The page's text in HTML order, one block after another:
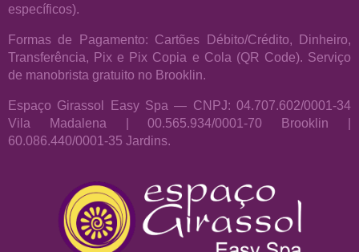
específicos).
Formas de Pagamento: Cartões Débito/Crédito, Dinheiro,
Transferência, Pix e Pix Copia e Cola (QR Code). Serviço
de manobrista gratuito no Brooklin.
Espaço Girassol Easy Spa — CNPJ: 04.707.602/0001-34
Vila Madalena | 00.565.934/0001-70 Brooklin |
60.086.440/0001-35 Jardins.